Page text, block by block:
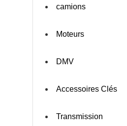
camions
Moteurs
DMV
Accessoires Clés
Transmission